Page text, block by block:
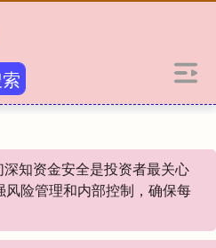
知资金安全是投资者最关心
险管理和内部控制，确保每